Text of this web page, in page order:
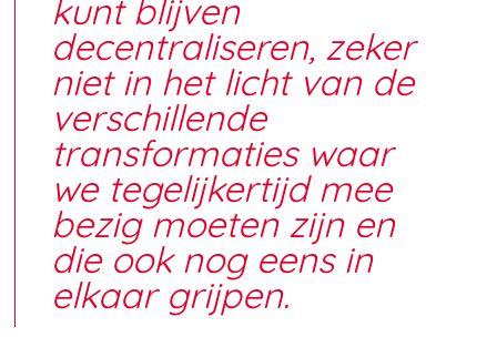
kunt blijven
decentraliseren, zeker
niet in het licht van de
verschillende
transformaties waar
we tegelijkertijd mee
bezig moeten zijn en
die ook nog eens in
elkaar grijpen.